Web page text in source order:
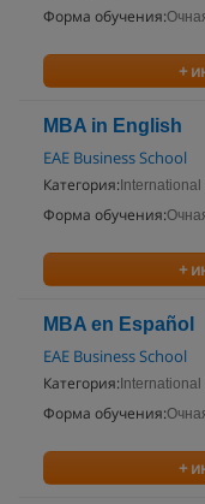
Форма обучения:
+
MBA in English
EAE Business School
Категория: International
Форма обучения:
+
MBA en Español
EAE Business School
Категория: International
Форма обучения:
+